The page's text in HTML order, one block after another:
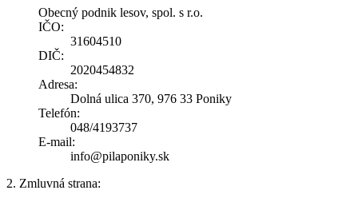
Obecný podnik lesov, spol. s r.o.
IČO:
31604510
DIČ:
2020454832
Adresa:
Dolná ulica 370, 976 33 Poniky
Telefón:
048/4193737
E-mail:
info@pilaponiky.sk
2. Zmluvná strana: